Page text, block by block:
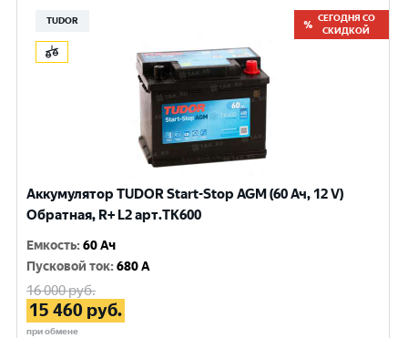
TUDOR
СЕГОДНЯ СО
СКИДКОЙ
Аккумулятор TUDOR Start-Stop AGM (60 Ач, 12 V)
Обратная, R+ L2 арт.TK600
Емкость:60 Ач
Пусковой ток:680 A
16 000руб.
15 460 руб.
при обмене